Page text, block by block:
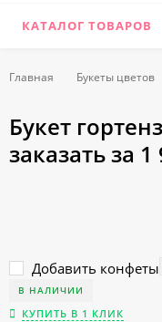
КАТАЛОГ ТОВАРОВ
Главная Букеты цветов
Букет
заказать за
Добавить конфеты
В НАЛИЧИИ
КУПИТЬ В 1 КЛИК